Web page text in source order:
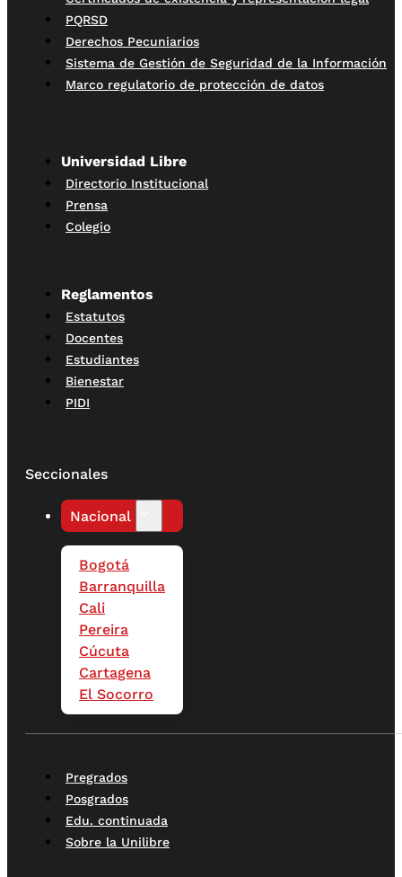
PQRSD
Derechos Pecuniarios
Sistema de Gestión de Seguridad de la Información
Marco regulatorio de protección de datos
Universidad Libre
Directorio Institucional
Prensa
Colegio
Reglamentos
Estatutos
Docentes
Estudiantes
Bienestar
PIDI
Seccionales
Nacional
Bogotá
Barranquilla
Cali
Pereira
Cúcuta
Cartagena
El Socorro
Pregrados
Posgrados
Edu. continuada
Sobre la Unilibre